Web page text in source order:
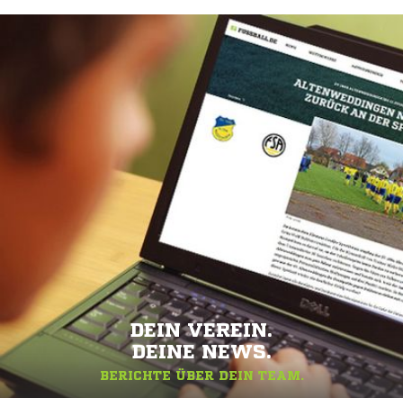
DEIN VEREIN.
DEINE NEWS.
BERICHTE ÜBER DEIN TEAM.